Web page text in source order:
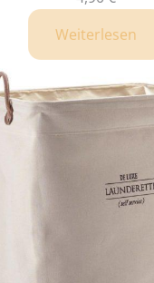
Weiterlesen